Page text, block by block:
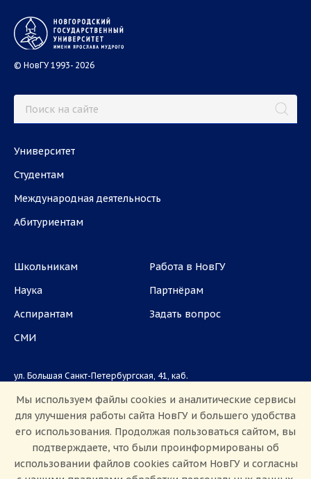
© НовГУ 1993- 2026
Университет
Студентам
Международная деятельность
Абитуриентам
Школьникам
Наука
Аспирантам
СМИ
Работа в НовГУ
Партнёрам
Задать вопрос
ул. Большая Санкт-Петербургская, 41, каб.
Приемная комиссия: +7(8162)33-20-44
Мы используем файлы cookies и аналитические сервисы
для улучшения работы сайта НовГУ и большего удобства
его использования. Продолжая пользоваться сайтом, вы
подтверждаете, что были проинформированы об
использовании файлов cookies сайтом НовГУ и согласны